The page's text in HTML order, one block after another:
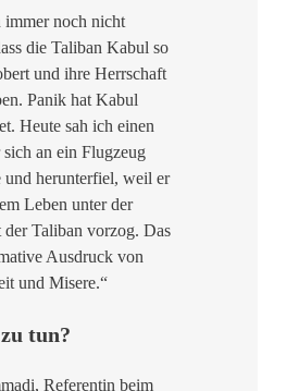
immer noch nicht
die Taliban Kabul so
und ihre Herrschaft
Panik hat Kabul
Heute sah ich einen
an ein Flugzeug
und herunterfiel, weil er
Leben unter der
der Taliban vorzog. Das
Ausdruck von
und Misere.“
tun?
Referentin beim